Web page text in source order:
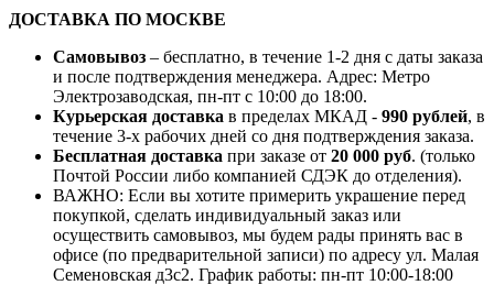
ДОСТАВКА ПО МОСКВЕ
Самовывоз – бесплатно, в течение 1-2 дня с даты заказа
и после подтверждения менеджера. Адрес: Метро
Электрозаводская, пн-пт с 10:00 до 18:00.
Курьерская доставка в пределах МКАД - 990 рублей, в
течение 3-х рабочих дней со дня подтверждения заказа.
Бесплатная доставка при заказе от 20 000 руб. (только
Почтой России либо компанией СДЭК до отделения).
ВАЖНО: Если вы хотите примерить украшение перед
покупкой, сделать индивидуальный заказ или
осуществить самовывоз, мы будем рады принять вас в
офисе (по предварительной записи) по адресу ул. Малая
Семеновская д3с2. График работы: пн-пт 10:00-18:00